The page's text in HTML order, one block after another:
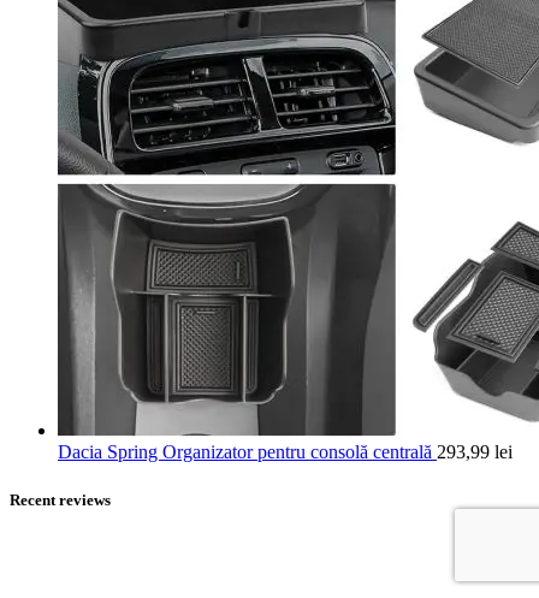
Dacia Spring Organizator pentru consolă centrală 293,99 lei
Recent reviews